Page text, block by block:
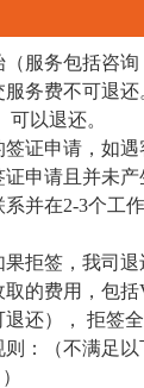
服务包括咨询
务费不可退
以退还。
证申请，如
申请且并未
并在2-3个工
拒签，我司退
取的费用，包
还）， 拒签
：（不满足以